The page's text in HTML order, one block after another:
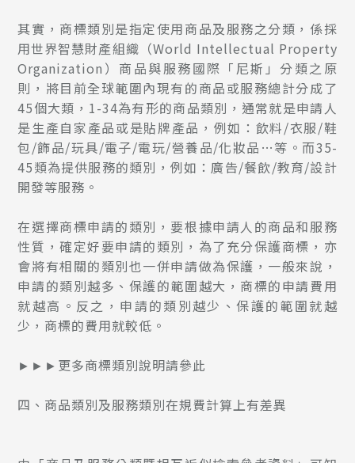
其實，商標類別是指定使用商品及服務之分類，係採
用世界智慧財產組織（World Intellectual Property
Organization）商品與服務國際「尼斯」分類之原
則，將目前全球範圍內現有的商品或服務總計分成了
45個大類，1-34為有形的商品類別，通常就是申請人
是生產自家產品或是貼牌產品，例如：飲料/衣服/鞋
包/飾品/玩具/電子/電玩/營養品/化妝品…等。而35-
45類為提供服務的類別，例如：廣告/餐飲/教育/設計
開發等服務。
在選擇商標申請的類別，要根據申請人的商品和服務
性質，確定好要申請的類別，為了充分保護商標，亦
會將有相關的類別也一併申請做為保護，一般來說，
申請的類別越多、保護的範圍越大，商標的申請費用
就越高。反之，申請的類別越少、保護的範圍就越
少，商標的費用就較低。
►►► 更多商標類別說明請參此
四、商品類別及服務類別在規費計算上有差異